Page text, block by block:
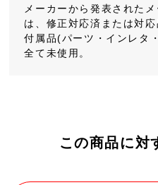
メーカーから発表された
は、修正対応済または対応
付属品(パーツ・インレタ
全て未使用。
この商品に対